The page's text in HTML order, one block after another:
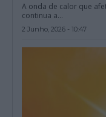
A onda de calor que
continua a...
2 Junho, 2026 - 10:47